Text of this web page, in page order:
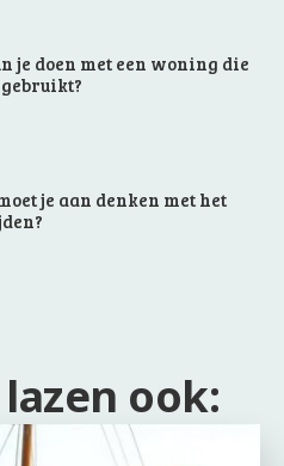
je doen met een woning die
je aan denken met het
ook: